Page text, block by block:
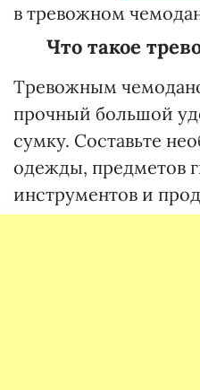
в тревожном
Что такое
Тревожным
прочный большой
сумку. Составьте
одежды, предметов
инструментов и